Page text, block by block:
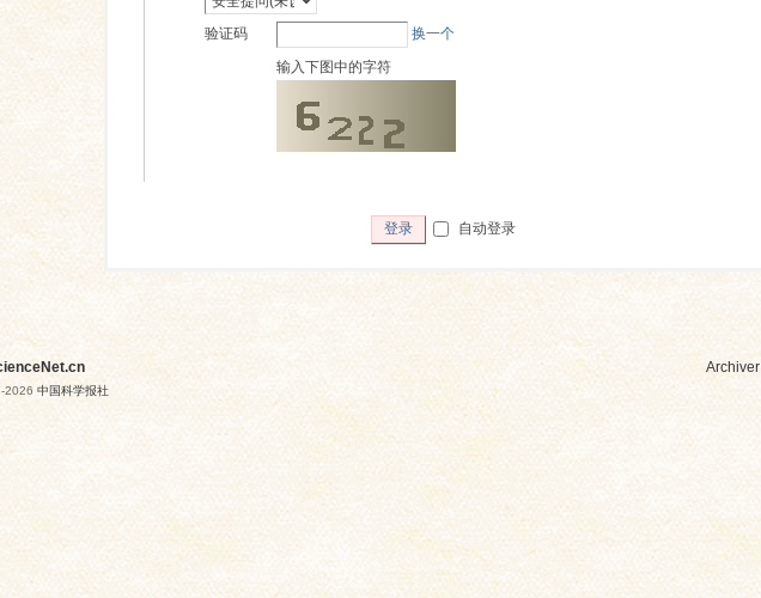
验证码
换一个
输入下图中的字符
登录 自动登录
Archiver
2026 中国科学报社